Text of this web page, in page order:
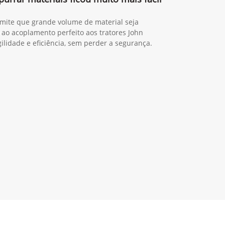
que grande volume de material seja
acoplamento perfeito aos tratores John
e eficiência, sem perder a segurança.